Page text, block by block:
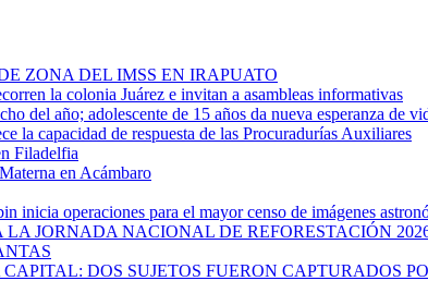
ZONA DEL IMSS EN IRAPUATO
la colonia Juárez e invitan a asambleas informativas
del año; adolescente de 15 años da nueva esperanza de
la capacidad de respuesta de las Procuradurías Auxiliares
Filadelfia
en Acámbaro
inicia operaciones para el mayor censo de imágenes
JORNADA NACIONAL DE REFORESTACIÓN
DOS SUJETOS FUERON CAPTURADOS